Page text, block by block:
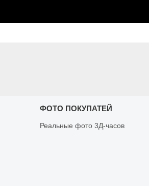
ФОТО ПОКУПАТЕЙ
Реальные фото 3Д-часов